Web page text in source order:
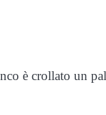
è crollato un